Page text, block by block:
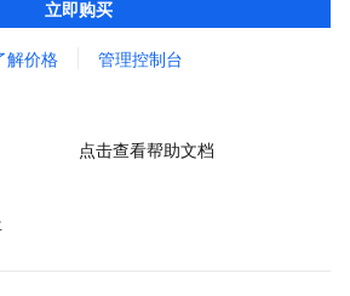
立即购买
解价格 管理控制台
点击查看帮助文档